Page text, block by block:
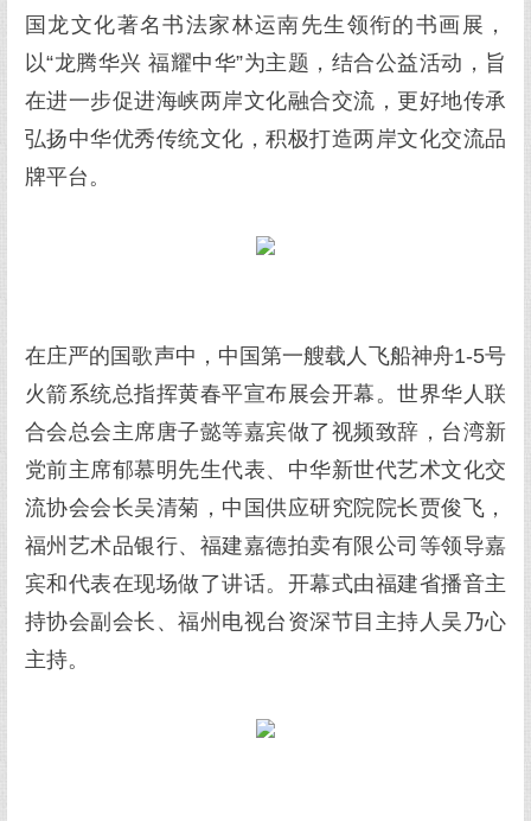
国龙文化著名书法家林运南先生领衔的书画展，
以“龙腾华兴 福耀中华”为主题，结合公益活动，旨
在进一步促进海峡两岸文化融合交流，更好地传承
弘扬中华优秀传统文化，积极打造两岸文化交流品
牌平台。
在庄严的国歌声中，中国第一艘载人飞船神舟1-5号
火箭系统总指挥黄春平宣布展会开幕。世界华人联
合会总会主席唐子懿等嘉宾做了视频致辞，台湾新
党前主席郁慕明先生代表、中华新世代艺术文化交
流协会会长吴清菊，中国供应研究院院长贾俊飞，
福州艺术品银行、福建嘉德拍卖有限公司等领导嘉
宾和代表在现场做了讲话。开幕式由福建省播音主
持协会副会长、福州电视台资深节目主持人吴乃心
主持。